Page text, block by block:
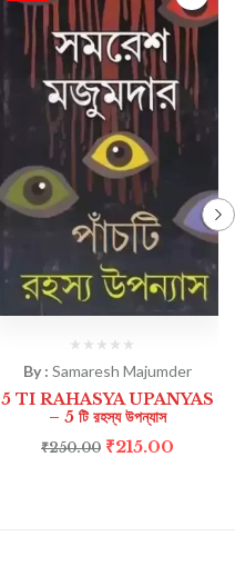
By : Samaresh Majumder
5 TI RAHASYA UPANYAS
– 5 টি রহস্য উপন্যাস
₹250.00 ₹215.00